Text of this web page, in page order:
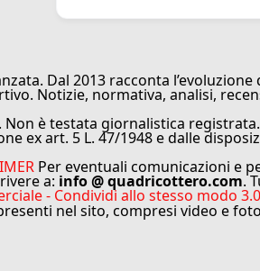
Dal 2013 racconta l’evoluzione
Notizie, normativa, analisi,
è testata giornalistica
ex art. 5 L. 47/1948 e dalle
Per eventuali comunicazioni e
a: info @ quadricottero.com.
- Condividi allo stesso modo
nel sito, compresi video e